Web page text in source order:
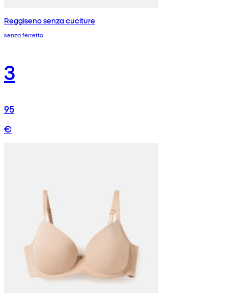
Reggiseno senza cuciture
senza ferretto
3
95
€